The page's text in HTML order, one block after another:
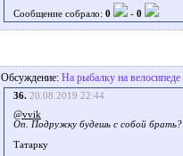
Сообщение собрало: 0 - 0
Обсуждение: На рыбалку на велосипеде
36. 20.08.2019 22:44
@vvik
Оп. Подружку будешь с собой брать?
Татарку